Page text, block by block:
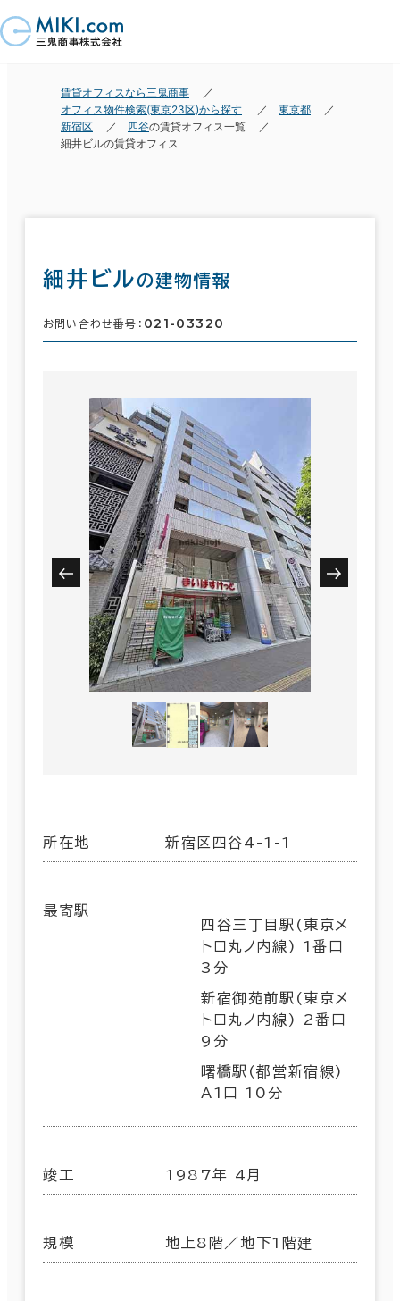
賃貸オフィスなら三鬼商事
オフィス物件検索(東京23区)から探す
東京都
新宿区
四谷の賃貸オフィス一覧
細井ビルの賃貸オフィス
細井ビルの建物情報
お問い合わせ番号： 021-03320
所在地 新宿区四谷4-1-1
最寄駅
四谷三丁目駅(東京メ
トロ丸ノ内線) 1番口
3分
新宿御苑前駅(東京メ
トロ丸ノ内線) 2番口
9分
曙橋駅(都営新宿線)
A1口 10分
竣工 1987年 4月
規模 地上8階／地下1階建